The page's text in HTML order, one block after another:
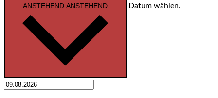
ANSTEHEND ANSTEHEND Datum wählen.